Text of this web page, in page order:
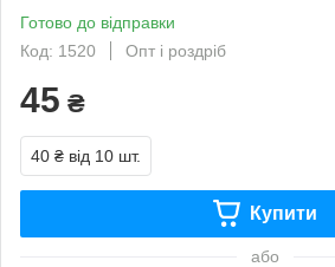
Готово до відправки
Код: 1520
Опт і роздріб
45 ₴
40 ₴ від 10 шт.
Купити
або